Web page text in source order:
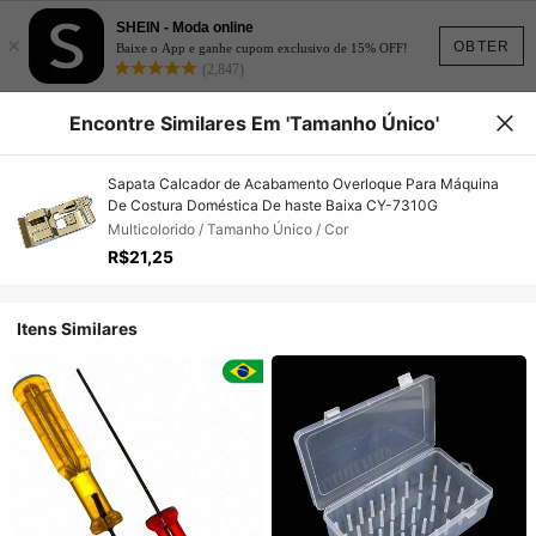
OBTER
×
SHEIN - Moda online
Baixe o App e ganhe cupom exclusivo de 15% OFF!
(2,847)
Encontre Similares Em 'Tamanho Único'
Sapata Calcador de Acabamento Overloque Para Máquina
De Costura Doméstica De haste Baixa CY-7310G
Multicolorido / Tamanho Único / Cor
R$21,25
Itens Similares